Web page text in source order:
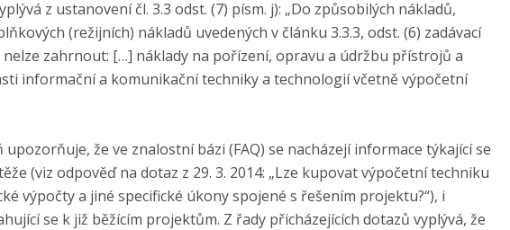
z ustanovení čl. 3.3 odst. (7) písm. j): „Do způsobilých nákladů,
(režijních) nákladů uvedených v článku 3.3.3, odst. (6) zadávací
nelze zahrnout: […] náklady na pořízení, opravu a údržbu přístrojů a
informační a komunikační techniky a technologií včetně výpočetní
upozorňuje, že ve znalostní bázi (FAQ) se nacházejí informace týkající se
(viz odpověď na dotaz z 29. 3. 2014: „Lze kupovat výpočetní techniku
výpočty a jiné specifické úkony spojené s řešením projektu?“), i
se k již běžícím projektům. Z řady přicházejících dotazů vyplývá, že